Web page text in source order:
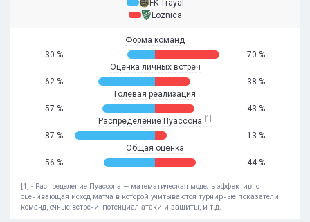
FK Trayal
Loznica
Форма команд
30 %
70 %
Оценка личных встреч
62 %
38 %
Голевая реализация
57 %
43 %
Распределение Пуассона [1]
87 %
13 %
Общая оценка
56 %
44 %
[1] - Распределение Пуассона — математическая модель эффективно
оценивающая исход матча в которой учитываются турнирные показатели
команд, очные встречи, потенциал атаки и защиты, и т.д.